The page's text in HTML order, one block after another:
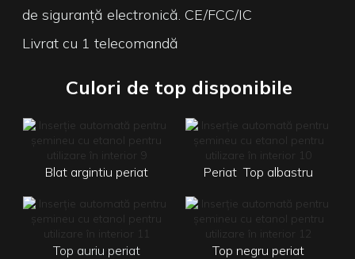
de siguranță electronică. CE/FCC/IC
Livrat cu 1 telecomandă
Culori de top disponibile
Blat argintiu periat Periat Top albastru
Top auriu periat Top negru periat